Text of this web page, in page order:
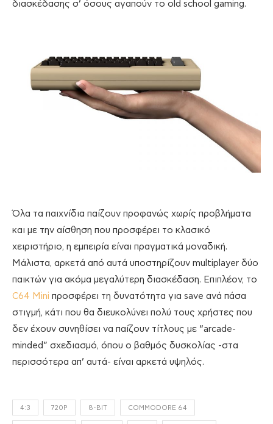
διασκέδασης σ’ όσους αγαπούν το old school gaming.
Όλα τα παιχνίδια παίζουν προφανώς χωρίς προβλήματα
και με την αίσθηση που προσφέρει το κλασικό
χειριστήριο, η εμπειρία είναι πραγματικά μοναδική.
Μάλιστα, αρκετά από αυτά υποστηρίζουν multiplayer δύο
παικτών για ακόμα μεγαλύτερη διασκέδαση. Επιπλέον, το
C64 Mini προσφέρει τη δυνατότητα για save ανά πάσα
στιγμή, κάτι που θα διευκολύνει πολύ τους χρήστες που
δεν έχουν συνηθίσει να παίζουν τίτλους με “arcade-
minded” σχεδιασμό, όπου ο βαθμός δυσκολίας -στα
περισσότερα απ’ αυτά- είναι αρκετά υψηλός.
4:3 720P 8-BIT COMMODORE 64